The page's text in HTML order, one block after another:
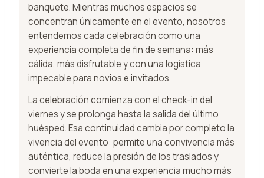
banquete. Mientras muchos espacios se
concentran únicamente en el evento, nosotros
entendemos cada celebración como una
experiencia completa de fin de semana: más
cálida, más disfrutable y con una logística
impecable para novios e invitados.
La celebración comienza con el check-in del
viernes y se prolonga hasta la salida del último
huésped. Esa continuidad cambia por completo la
vivencia del evento: permite una convivencia más
auténtica, reduce la presión de los traslados y
convierte la boda en una experiencia mucho más